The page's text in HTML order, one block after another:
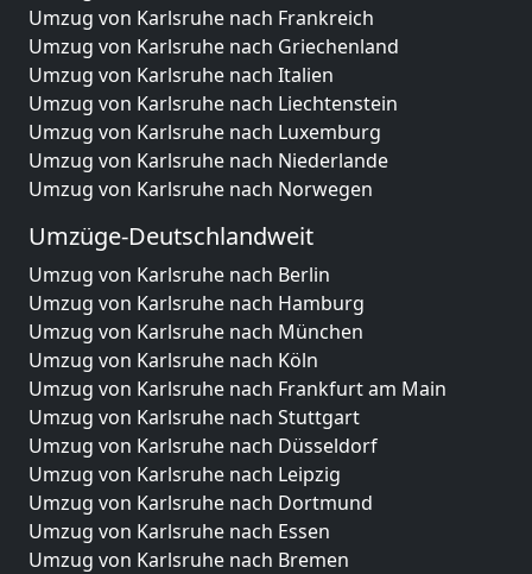
Umzug von Karlsruhe nach Frankreich
Umzug von Karlsruhe nach Griechenland
Umzug von Karlsruhe nach Italien
Umzug von Karlsruhe nach Liechtenstein
Umzug von Karlsruhe nach Luxemburg
Umzug von Karlsruhe nach Niederlande
Umzug von Karlsruhe nach Norwegen
Umzüge-Deutschlandweit
Umzug von Karlsruhe nach Berlin
Umzug von Karlsruhe nach Hamburg
Umzug von Karlsruhe nach München
Umzug von Karlsruhe nach Köln
Umzug von Karlsruhe nach Frankfurt am Main
Umzug von Karlsruhe nach Stuttgart
Umzug von Karlsruhe nach Düsseldorf
Umzug von Karlsruhe nach Leipzig
Umzug von Karlsruhe nach Dortmund
Umzug von Karlsruhe nach Essen
Umzug von Karlsruhe nach Bremen